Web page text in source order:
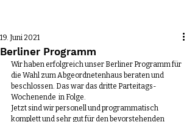
Berliner Programm
19. Juni 2021
Wir haben erfolgreich unser Berliner Programm für
die Wahl zum Abgeordnetenhaus beraten und
beschlossen. Das war das dritte Parteitags-
Wochenende  in Folge.
Jetzt sind wir personell und programmatisch
komplett und sehr gut für den bevorstehenden